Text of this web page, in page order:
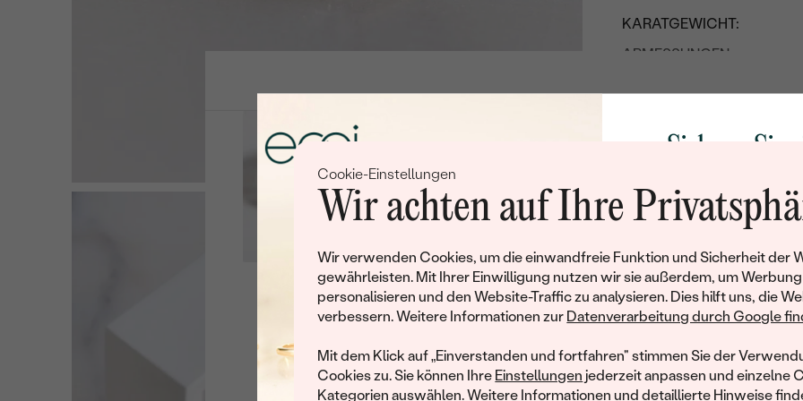
Cookie-Einstellungen
Wir achten auf Ihre
Wir verwenden Cookies, um die einwandfreie Funktion und Sicherheit der
gewährleisten. Mit Ihrer Einwilligung nutzen wir sie außerdem, um Werbung
personalisieren und den Website-Traffic zu analysieren. Dies hilft uns, die
verbessern. Weitere Informationen zur Datenverarbeitung durch Google
Mit dem Klick auf „Einverstanden und fortfahren" stimmen Sie der
Cookies zu. Sie können Ihre Einstellungen jederzeit anpassen und einzelne
Kategorien auswählen. Weitere Informationen und detaillierte Hinweise
KARATGEWICHT:
ABMESSUNGEN:
GLANZ:
FLUORESZENZ:
HERKUNFT:
LINK ZUM ZERTIFIKAT:
ZERTIFIKAT:
Leider hat dieses Schmuckstück bereits seinen Besitzer
informiert werden möchten, hinterlassen Sie uns bitte Ihre E-
Sichern Sie
Rabatt auf
Werden Sie Teil
und entdecken Sie die
gefertigten Schmucks
Ihren ersten